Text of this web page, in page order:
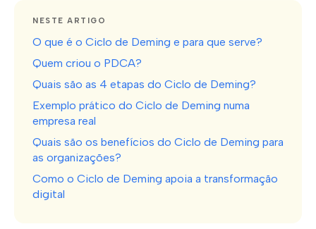
NESTE ARTIGO
O que é o Ciclo de Deming e para que serve?
Quem criou o PDCA?
Quais são as 4 etapas do Ciclo de Deming?
Exemplo prático do Ciclo de Deming numa
empresa real
Quais são os benefícios do Ciclo de Deming para
as organizações?
Como o Ciclo de Deming apoia a transformação
digital